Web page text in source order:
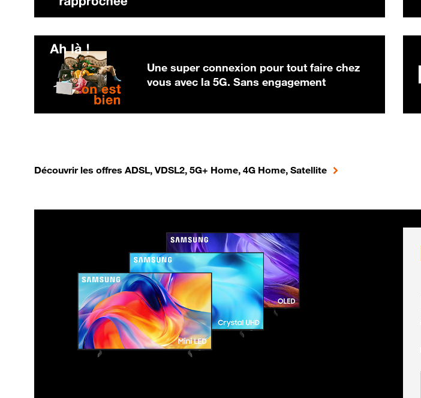
Une super connexion pour tout faire chez
vous avec la 5G. Sans engagement
Découvrir les offres ADSL, VDSL2, 5G+ Home, 4G Home, Satellite